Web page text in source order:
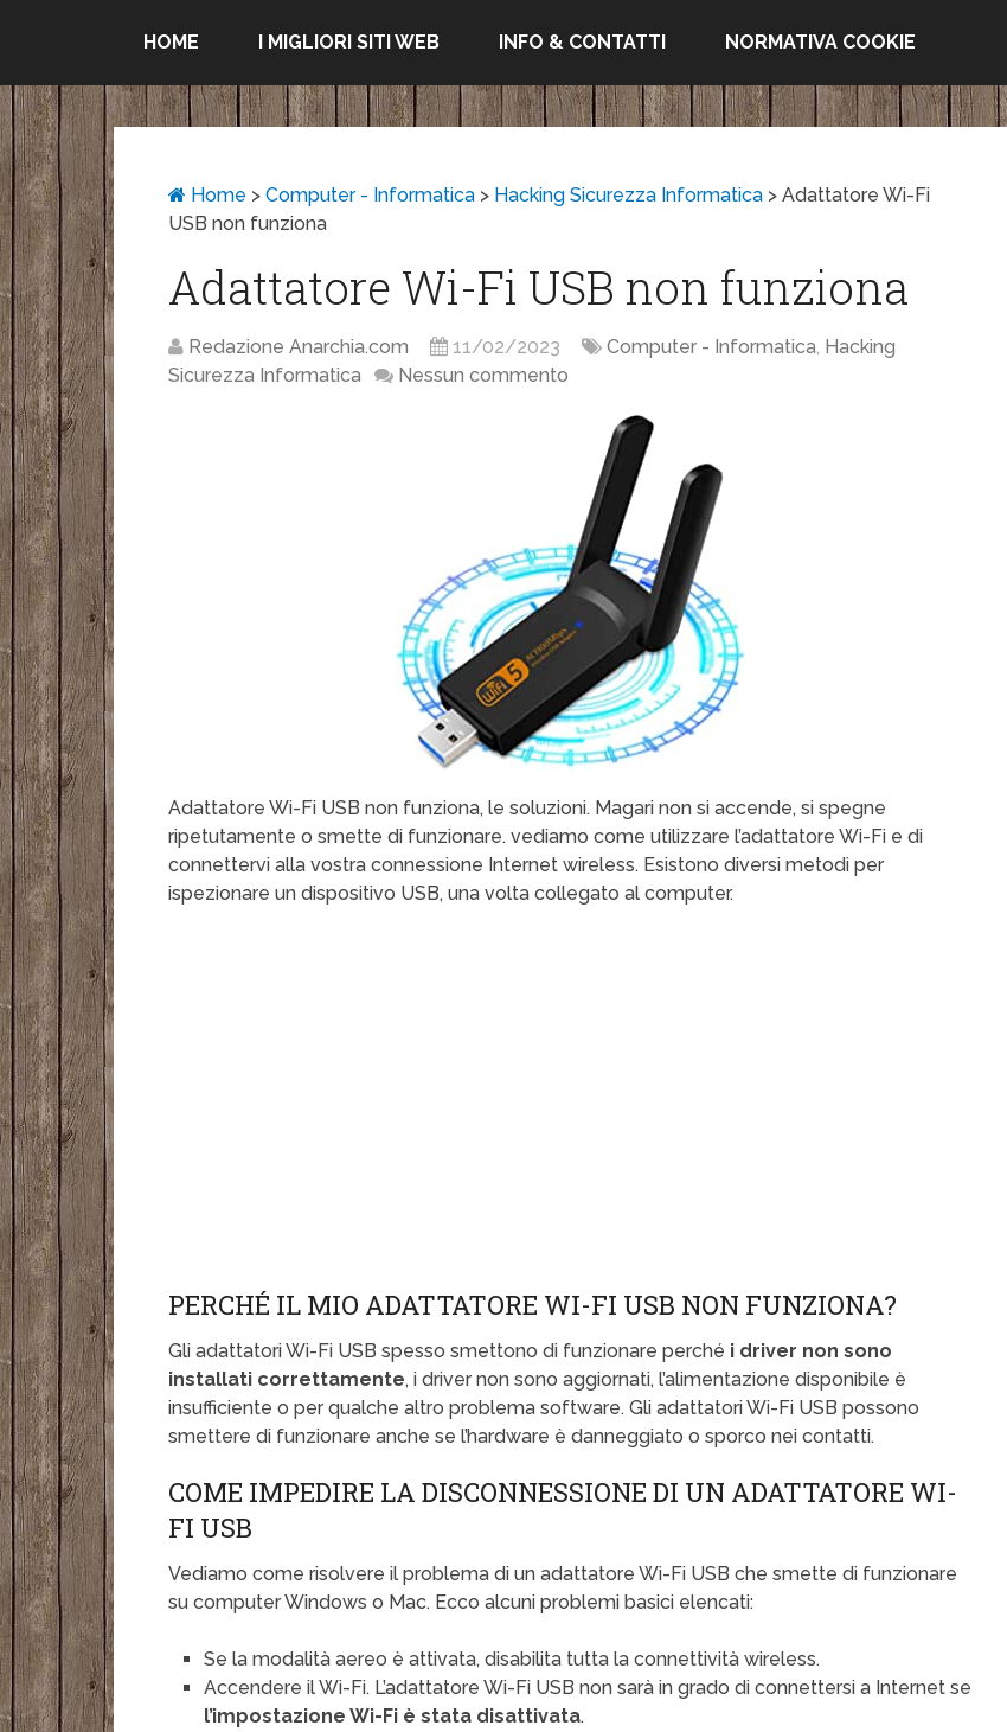
HOME I MIGLIORI SITI WEB INFO & CONTATTI NORMATIVA COOKIE
Home >Computer - Informatica > Hacking Sicurezza Informatica >Adattatore Wi-Fi
USB non funziona
Adattatore Wi-Fi USB non funziona
Redazione Anarchia.com 11/02/2023 Computer - Informatica, Hacking
Sicurezza Informatica
Nessun commento
Adattatore Wi-Fi USB non funziona, le soluzioni. Magari non si accende, si spegne
ripetutamente o smette di funzionare. vediamo come utilizzare l’adattatore Wi-Fi e di
connettervi alla vostra connessione Internet wireless. Esistono diversi metodi per
ispezionare un dispositivo USB, una volta collegato al computer.
PERCHÉ IL MIO ADATTATORE WI-FI USB NON FUNZIONA?
Gli adattatori Wi-Fi USB spesso smettono di funzionare perché i driver non sono
installati correttamente, i driver non sono aggiornati, l’alimentazione disponibile è
insufficiente o per qualche altro problema software. Gli adattatori Wi-Fi USB possono
smettere di funzionare anche se l’hardware è danneggiato o sporco nei contatti.
COME IMPEDIRE LA DISCONNESSIONE DI UN ADATTATORE WI-
FI USB
Vediamo come risolvere il problema di un adattatore Wi-Fi USB che smette di funzionare
su computer Windows o Mac. Ecco alcuni problemi basici elencati:
Se la modalità aereo è attivata, disabilita tutta la connettività wireless.
Accendere il Wi-Fi. L’adattatore Wi-Fi USB non sarà in grado di connettersi a Internet se
l’impostazione Wi-Fi è stata disattivata.